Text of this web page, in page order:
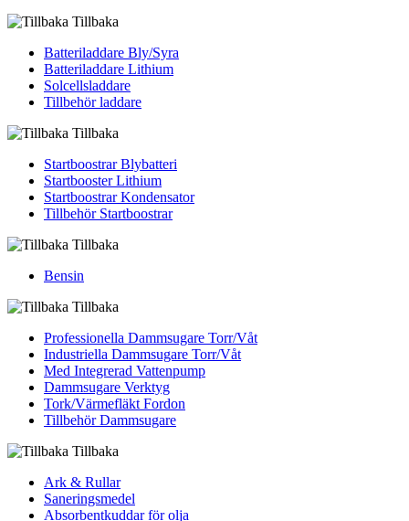
Tillbaka
Batteriladdare Bly/Syra
Batteriladdare Lithium
Solcellsladdare
Tillbehör laddare
Tillbaka
Startboostrar Blybatteri
Startbooster Lithium
Startboostrar Kondensator
Tillbehör Startboostrar
Tillbaka
Bensin
Tillbaka
Professionella Dammsugare Torr/Våt
Industriella Dammsugare Torr/Våt
Med Integrerad Vattenpump
Dammsugare Verktyg
Tork/Värmefläkt Fordon
Tillbehör Dammsugare
Tillbaka
Ark & Rullar
Saneringsmedel
Absorbentkuddar för olja